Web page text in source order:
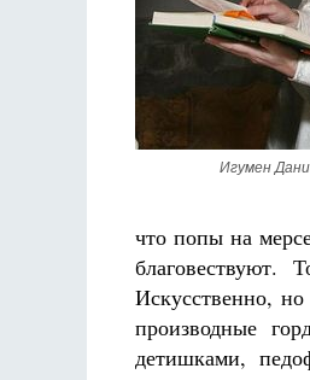
Игумен
что попы на
благовествуют.
Искусственно,
производные
детишками,